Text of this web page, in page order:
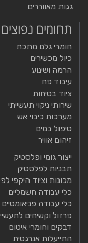
גגות מאווררים
תחומים נפוצים
חומרי גלם מתכת
כיול מכשירים
הרמה ושינוע
עיבוד פח
ציוד בטיחות
שירותי ניקוי תעשייתי
מערכות כיבוי אש
טיפול במים
זיהום אוויר
ייצור גומי ופלסטיק
תבניות לפלסטיק
מכונות וציוד היקפי
כלי עבודה חשמליים
כלי עבודה פניאומטיים
פרזול וקשיחים
דבקים וחומרי איטום
התייעלות אנרגטית